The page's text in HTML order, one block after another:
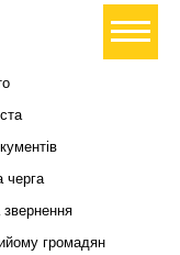
черга
звернення
громадян